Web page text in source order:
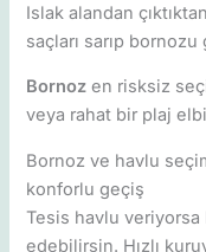
Islak alandan
saçları sarıp
Bornoz en risksiz
veya rahat bir plaj
Bornoz ve havlu
konforlu geçiş
Tesis havlu
edebilirsin. Hızlı